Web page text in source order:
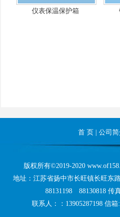
仪表保温保护箱
首 页 公司简
版权所有©2019-2020
地址：江苏省扬中市长旺镇长旺东
88131198 88130818 传真
联系人：：13905287198